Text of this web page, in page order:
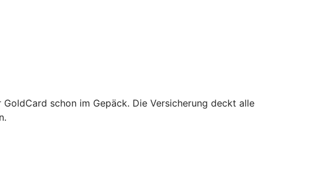
schon im Gepäck. Die Versicherung deckt alle